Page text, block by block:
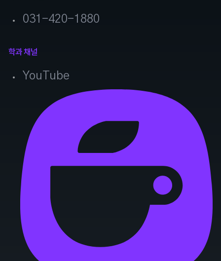
031-420-1880
학과 채널
YouTube